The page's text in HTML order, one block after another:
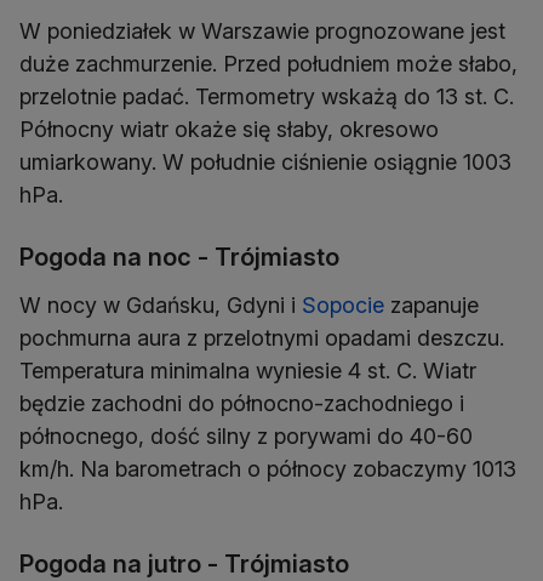
W poniedziałek w Warszawie prognozowane jest
duże zachmurzenie. Przed południem może słabo,
przelotnie padać. Termometry wskażą do 13 st. C.
Północny wiatr okaże się słaby, okresowo
umiarkowany. W południe ciśnienie osiągnie 1003
Pogoda na noc - Trójmiasto
W nocy w Gdańsku, Gdyni i Sopocie zapanuje
pochmurna aura z przelotnymi opadami deszczu.
Temperatura minimalna wyniesie 4 st. C. Wiatr
będzie zachodni do północno-zachodniego i
północnego, dość silny z porywami do 40-60
km/h. Na barometrach o północy zobaczymy 1013
Pogoda na jutro - Trójmiasto